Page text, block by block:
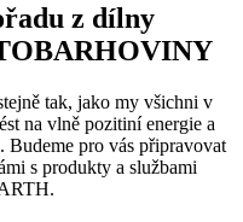
z dílny
tak, jako my všichni v
na vlně pozitiní energie a
Budeme pro vás připravovat
s produkty a službami